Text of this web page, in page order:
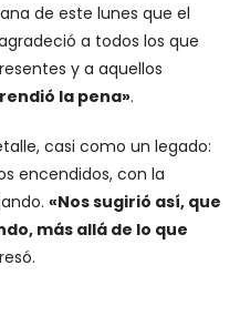
de este lunes que el
a todos los que
y a aquellos
la pena».
casi como un legado:
encendidos, con la
«Nos sugirió así, que
más allá de lo que